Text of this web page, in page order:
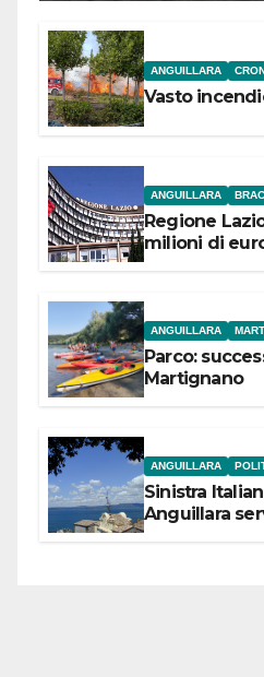
ANGUILLARA
Vasto
ANGUILLARA
Regione
milioni di
ANGUILLARA
Parco:
Martignano
ANGUILLARA
Sinistra
Anguillara